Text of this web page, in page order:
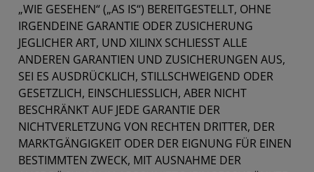
„WIE GESEHEN“ („AS IS“) BEREITGESTELLT, OHNE
IRGENDEINE GARANTIE ODER ZUSICHERUNG
JEGLICHER ART, UND XILINX SCHLIESST ALLE
ANDEREN GARANTIEN UND ZUSICHERUNGEN AUS,
SEI ES AUSDRÜCKLICH, STILLSCHWEIGEND ODER
GESETZLICH, EINSCHLIESSLICH, ABER NICHT
BESCHRÄNKT AUF JEDE GARANTIE DER
NICHTVERLETZUNG VON RECHTEN DRITTER, DER
MARKTGÄNGIGKEIT ODER DER EIGNUNG FÜR EINEN
BESTIMMTEN ZWECK, MIT AUSNAHME DER